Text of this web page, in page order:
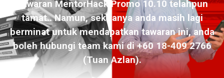
Tawaran MentorHack Promo 10.10 telahpun
tamat.. Namun, sekiranya anda masih lagi
berminat untuk mendapatkan tawaran ini, anda
boleh hubungi team kami di +60 18-409 2766
(Tuan Azlan).